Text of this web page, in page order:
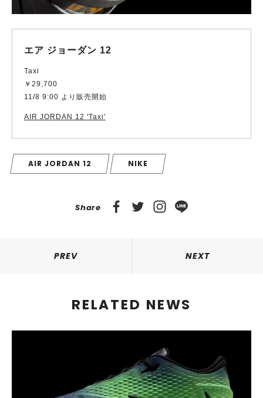
エア ジョーダン 12
Taxi
￥29,700
11/8 9:00 より販売開始
AIR JORDAN 12 'Taxi'
AIR JORDAN 12 NIKE
Share
PREV NEXT
RELATED NEWS